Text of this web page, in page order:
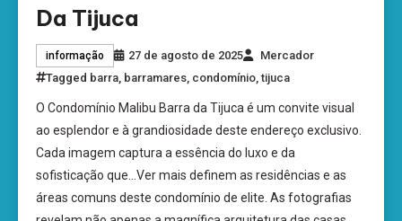
Da Tijuca
informação 27 de agosto de 2025
Mercador
Tagged barra, barramares, condomínio,tijuca
O Condomínio Malibu Barra da Tijuca é um convite visual
ao esplendor e à grandiosidade deste endereço exclusivo.
Cada imagem captura a essência do luxo e da
sofisticação que…Ver mais definem as residências e as
áreas comuns deste condomínio de elite. As fotografias